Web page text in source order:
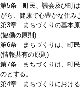
第5条 町民、議会及び町は
がら、健康で心豊かな住み
第3章 まちづくりの基本原
(協働の原則)
第6条 まちづくりは、町民
(情報共有の原則)
第7条 まちづくりは、町民
のとする。
第4章 まちづくりにおけ